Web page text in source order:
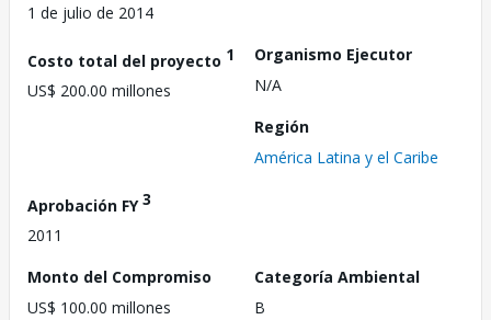
1 de julio de 2014
Costo total del proyecto 1
US$ 200.00 millones
Organismo Ejecutor
N/A
Región
América Latina y el Caribe
Aprobación FY3
2011
Monto del Compromiso
US$ 100.00 millones
Categoría Ambiental
B